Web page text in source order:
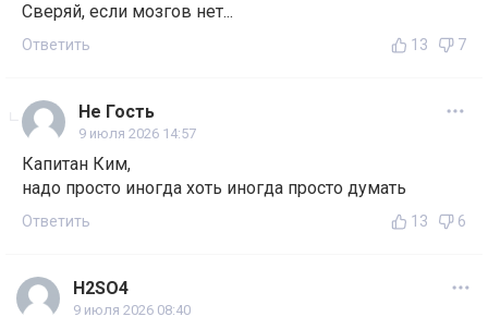
Сверяй, если мозгов нет...
Ответить 13 7
Не Гость
9 июля 2026 14:57
Капитан Ким,
надо просто иногда хоть иногда просто думать
Ответить 13 6
H2SO4
9 июля 2026 08:40